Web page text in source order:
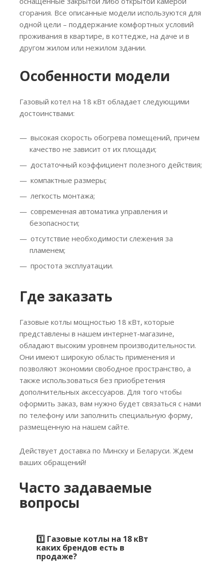
сгорания. Все описанные модели используются для
одной цели – поддержание комфортных условий
проживания в квартире, в коттедже, на даче и в
другом жилом или нежилом здании.
Особенности модели
Газовый котел на 18 кВт обладает следующими
достоинствами:
высокая скорость обогрева помещений, причем
качество не зависит от их площади;
достаточный коэффициент полезного действия;
компактные размеры;
легкость монтажа;
современная автоматика управления и
безопасности;
отсутствие необходимости слежения за
пламенем;
простота эксплуатации.
Где заказать
Газовые котлы мощностью 18 кВт, которые
представлены в нашем интернет-магазине,
обладают высоким уровнем производительности.
Они имеют широкую область применения и
позволяют экономии свободное пространство, а
также использоваться без приобретения
дополнительных аксессуаров. Для того чтобы
оформить заказ, вам нужно будет связаться с нами
по телефону или заполнить специальную форму,
размещенную на нашем сайте.
Действует доставка по Минску и Беларуси. Ждем
ваших обращений!
Часто задаваемые
вопросы
1️⃣ Газовые котлы на 18 кВт
каких брендов есть в
продаже?